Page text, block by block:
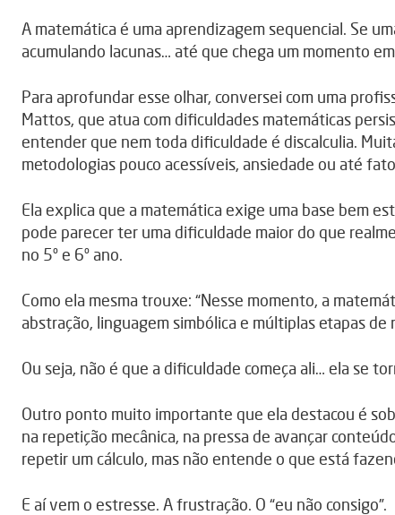
A matemática é uma aprendizagem sequencial. Se
acumulando lacunas… até que chega um momento
Para aprofundar esse olhar, conversei com uma
Mattos, que atua com dificuldades matemáticas
entender que nem toda dificuldade é discalculia.
metodologias pouco acessíveis, ansiedade ou até
Ela explica que a matemática exige uma base bem
pode parecer ter uma dificuldade maior do que
no 5º e 6º ano.
Como ela mesma trouxe: “Nesse momento, a
abstração, linguagem simbólica e múltiplas etapas de
Ou seja, não é que a dificuldade começa ali… ela se
Outro ponto muito importante que ela destacou é
na repetição mecânica, na pressa de avançar
repetir um cálculo, mas não entende o que está
E aí vem o estresse. A frustração. O “eu não consigo”.